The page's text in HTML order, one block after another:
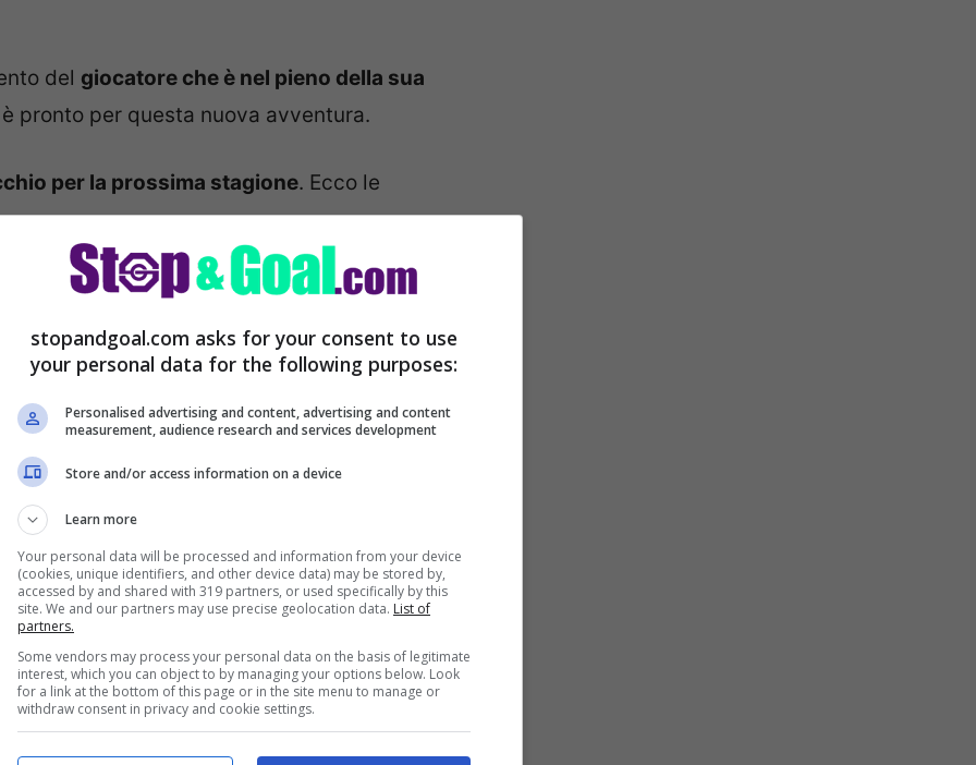
del giocatore che è nel pieno della sua
pronto per questa nuova avventura.
per la prossima stagione. Ecco le
del procuratore
dei nerazzurri nei confronti del calciatore,
Inzaghiche ha avuto modo di osservare il
stopandgoal.com asks for your consent to use
your personal data for the following purposes:
Personalised advertising and content, advertising and content
measurement, audience research and services development
Store and/or access information on a device
Learn more
Your personal data will be processed and information from your device
(cookies, unique identifiers, and other device data) may be stored by,
accessed by and shared with 319 partners, or used specifically by this
site. We and our partners may use precise geolocation data. List of
partners.
Some vendors may process your personal data on the basis of legitimate
interest, which you can object to by managing your options below. Look
for a link at the bottom of this page or in the site menu to manage or
withdraw consent in privacy and cookie settings.